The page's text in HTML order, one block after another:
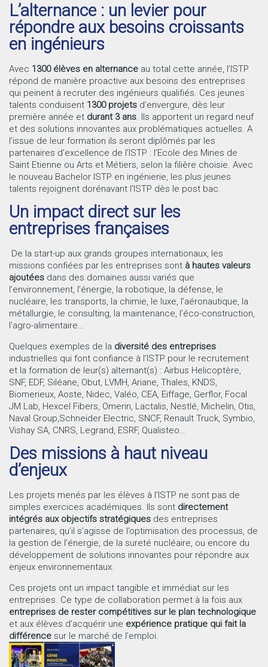
L’alternance : un levier pour
répondre aux besoins croissants
en ingénieurs
Avec 1300 élèves en alternance au total cette année, l’ISTP
répond de manière proactive aux besoins des entreprises
qui peinent à recruter des ingénieurs qualifiés. Ces jeunes
talents conduisent 1300 projets d’envergure, dès leur
première année et durant 3 ans. Ils apportent un regard neuf
et des solutions innovantes aux problématiques actuelles. A
l’issue de leur formation ils seront diplômés par les
partenaires d’excellence de l’ISTP : l’Ecole des Mines de
Saint Etienne ou Arts et Métiers, selon la filière choisie. Avec
le nouveau Bachelor ISTP en ingénierie, les plus jeunes
talents rejoignent dorénavant l’ISTP dès le post bac.
Un impact direct sur les
entreprises françaises
De la start-up aux grands groupes internationaux, les
missions confiées par les entreprises sont à hautes valeurs
ajoutées dans des domaines aussi variés que
l’environnement, l’énergie, la robotique, la défense, le
nucléaire, les transports, la chimie, le luxe, l’aéronautique, la
métallurgie, le consulting, la maintenance, l’éco-construction,
l’agro-alimentaire…
Quelques exemples de la diversité des entreprises
industrielles qui font confiance à l’ISTP pour le recrutement
et la formation de leur(s) alternant(s) : Airbus Helicoptère,
SNF, EDF, Siléane, Obut, LVMH, Ariane, Thales, KNDS,
Biomerieux, Aoste, Nidec, Valéo, CEA, Eiffage, Gerflor, Focal
JM Lab, Hexcel Fibers, Omerin, Lactalis, Nestlé, Michelin, Otis,
Naval Group,Schneider Electric, SNCF, Renault Truck, Symbio,
Vishay SA, CNRS, Legrand, ESRF, Qualisteo…
Des missions à haut niveau
d’enjeux
Les projets menés par les élèves à l’ISTP ne sont pas de
simples exercices académiques. Ils sont directement
intégrés aux objectifs stratégiques des entreprises
partenaires, qu’il s’agisse de l’optimisation des processus, de
la gestion de l’énergie, de la sureté nucléaire, ou encore du
développement de solutions innovantes pour répondre aux
enjeux environnementaux.
Ces projets ont un impact tangible et immédiat sur les
entreprises. Ce type de collaboration permet à la fois aux
entreprises de rester compétitives sur le plan technologique
et aux élèves d’acquérir une expérience pratique qui fait la
différence sur le marché de l’emploi.